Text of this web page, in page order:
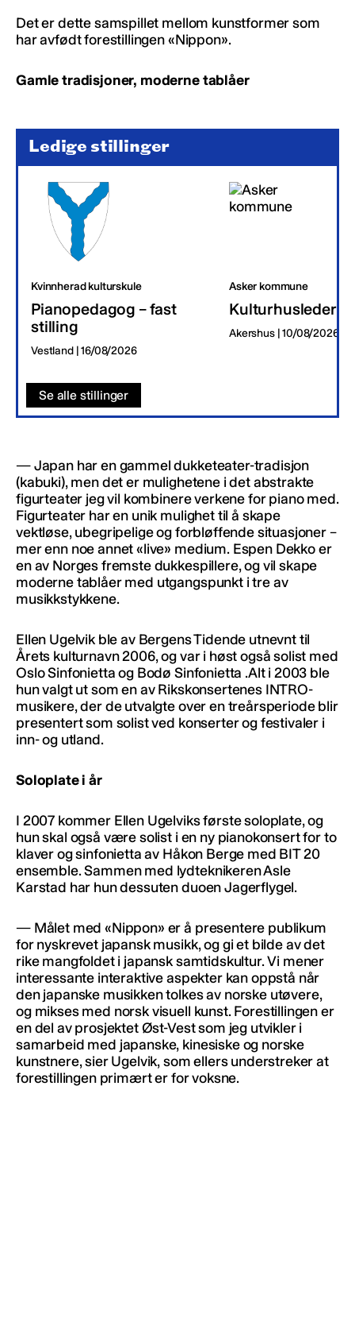
Det er dette samspillet mellom kunstformer som
har avfødt forestillingen «Nippon».
Gamle tradisjoner, moderne tablåer
Ledige stillinger
Kvinnherad kulturskule
Pianopedagog – fast
stilling
Vestland | 16/08/2026
Asker kommune
Kulturhusleder
Akershus | 10/08/2026
Se alle stillinger
— Japan har en gammel dukketeater-tradisjon
(kabuki), men det er mulighetene i det abstrakte
figurteater jeg vil kombinere verkene for piano med.
Figurteater har en unik mulighet til å skape
vektløse, ubegripelige og forbløffende situasjoner –
mer enn noe annet «live» medium. Espen Dekko er
en av Norges fremste dukkespillere, og vil skape
moderne tablåer med utgangspunkt i tre av
musikkstykkene.
Ellen Ugelvik ble av Bergens Tidende utnevnt til
Årets kulturnavn 2006, og var i høst også solist med
Oslo Sinfonietta og Bodø Sinfonietta .Alt i 2003 ble
hun valgt ut som en av Rikskonsertenes INTRO-
musikere, der de utvalgte over en treårsperiode blir
presentert som solist ved konserter og festivaler i
inn- og utland.
Soloplate i år
I 2007 kommer Ellen Ugelviks første soloplate, og
hun skal også være solist i en ny pianokonsert for to
klaver og sinfonietta av Håkon Berge med BIT 20
ensemble. Sammen med lydteknikeren Asle
Karstad har hun dessuten duoen Jagerflygel.
— Målet med «Nippon» er å presentere publikum
for nyskrevet japansk musikk, og gi et bilde av det
rike mangfoldet i japansk samtidskultur. Vi mener
interessante interaktive aspekter kan oppstå når
den japanske musikken tolkes av norske utøvere,
og mikses med norsk visuell kunst. Forestillingen er
en del av prosjektet Øst-Vest som jeg utvikler i
samarbeid med japanske, kinesiske og norske
kunstnere, sier Ugelvik, som ellers understreker at
forestillingen primært er for voksne.